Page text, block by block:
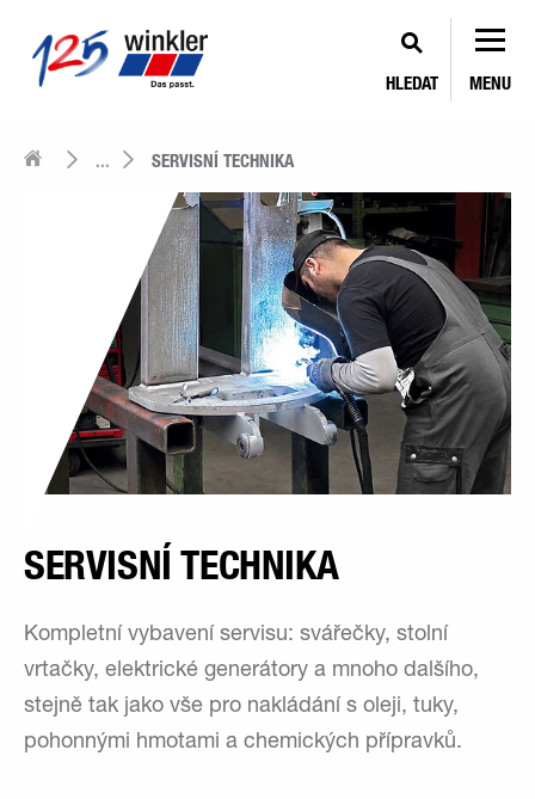
HLEDAT MENU
... SERVISNÍ TECHNIKA
SERVISNÍ TECHNIKA
Kompletní vybavení servisu: svářečky, stolní
vrtačky, elektrické generátory a mnoho dalšího,
stejně tak jako vše pro nakládání s oleji, tuky,
pohonnými hmotami a chemických přípravků.